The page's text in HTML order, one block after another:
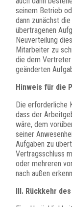
seinem Betrieb
dann zunächst
übertragenen
Neuverteilung
Mitarbeiter zu
die dem
geänderten
Hinweis für die
Die erforderliche
dass der
wäre, dem
seiner
Aufgaben zu
Vertragsschluss
oder mehreren
nach außen
III. Rückkehr